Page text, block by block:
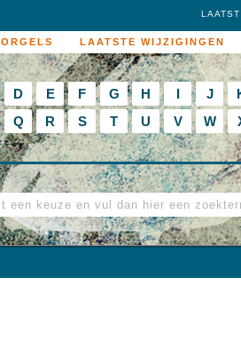
ORGELS LAATSTE WIJZIGINGEN
D E F G H I J
Q R S T U V W